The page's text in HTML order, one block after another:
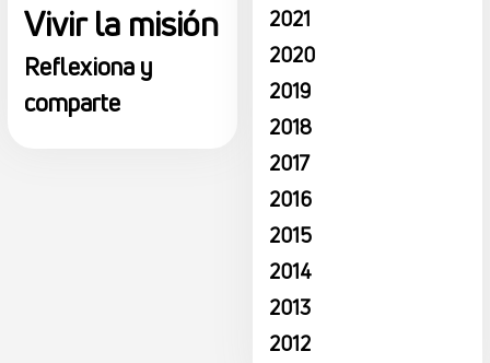
Vivir la misión
Reflexiona y
comparte
2021
2020
2019
2018
2017
2016
2015
2014
2013
2012